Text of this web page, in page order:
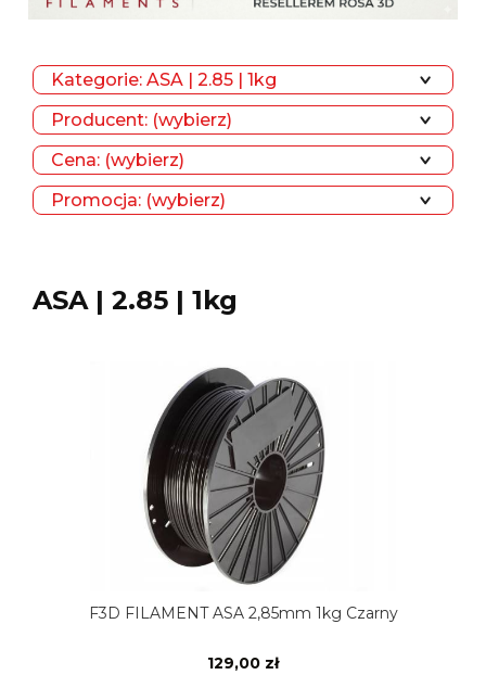
Kategorie: ASA | 2.85 | 1kg
Producent: (wybierz)
Cena: (wybierz)
Promocja: (wybierz)
ASA | 2.85 | 1kg
F3D FILAMENT ASA 2,85mm 1kg Czarny
129,00 zł